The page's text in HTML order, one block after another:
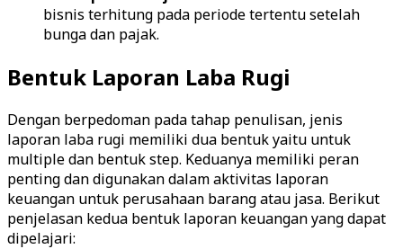
bisnis terhitung pada periode tertentu setelah
bunga dan pajak.
Bentuk Laporan Laba Rugi
Dengan berpedoman pada tahap penulisan, jenis
laporan laba rugi memiliki dua bentuk yaitu untuk
multiple dan bentuk step. Keduanya memiliki peran
penting dan digunakan dalam aktivitas laporan
keuangan untuk perusahaan barang atau jasa. Berikut
penjelasan kedua bentuk laporan keuangan yang dapat
dipelajari: